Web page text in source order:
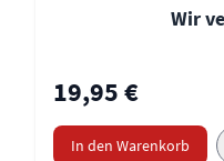
Wir
19,95 €
In den Warenkorb